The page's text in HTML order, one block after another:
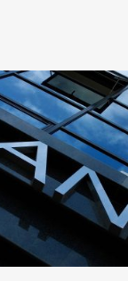
平米単価は80.78万
％。前年同月比